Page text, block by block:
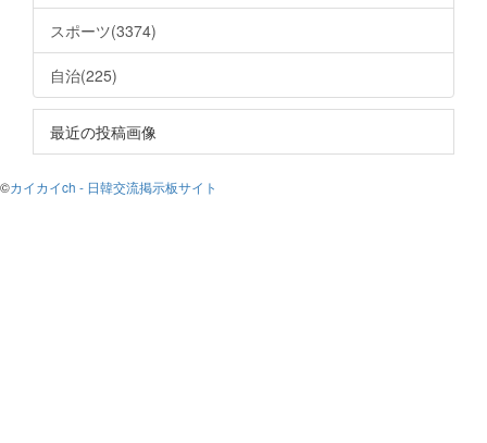
スポーツ(3374)
自治(225)
最近の投稿画像
©カイカイch - 日韓交流掲示板サイト